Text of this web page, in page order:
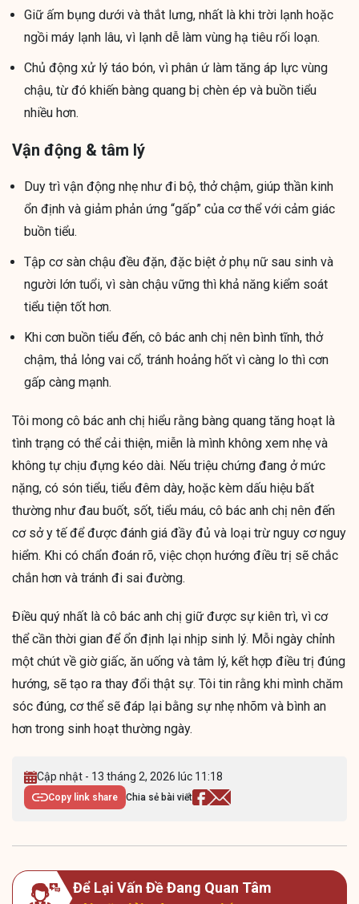
Giữ ấm bụng dưới và thắt lưng, nhất là khi trời lạnh hoặc
ngồi máy lạnh lâu, vì lạnh dễ làm vùng hạ tiêu rối loạn.
Chủ động xử lý táo bón, vì phân ứ làm tăng áp lực vùng
chậu, từ đó khiến bàng quang bị chèn ép và buồn tiểu
nhiều hơn.
Vận động & tâm lý
Duy trì vận động nhẹ như đi bộ, thở chậm, giúp thần kinh
ổn định và giảm phản ứng “gấp” của cơ thể với cảm giác
buồn tiểu.
Tập cơ sàn chậu đều đặn, đặc biệt ở phụ nữ sau sinh và
người lớn tuổi, vì sàn chậu vững thì khả năng kiểm soát
tiểu tiện tốt hơn.
Khi cơn buồn tiểu đến, cô bác anh chị nên bình tĩnh, thở
chậm, thả lỏng vai cổ, tránh hoảng hốt vì càng lo thì cơn
gấp càng mạnh.
Tôi mong cô bác anh chị hiểu rằng bàng quang tăng hoạt là
tình trạng có thể cải thiện, miễn là mình không xem nhẹ và
không tự chịu đựng kéo dài. Nếu triệu chứng đang ở mức
nặng, có són tiểu, tiểu đêm dày, hoặc kèm dấu hiệu bất
thường như đau buốt, sốt, tiểu máu, cô bác anh chị nên đến
cơ sở y tế để được đánh giá đầy đủ và loại trừ nguy cơ nguy
hiểm. Khi có chẩn đoán rõ, việc chọn hướng điều trị sẽ chắc
chắn hơn và tránh đi sai đường.
Điều quý nhất là cô bác anh chị giữ được sự kiên trì, vì cơ
thể cần thời gian để ổn định lại nhịp sinh lý. Mỗi ngày chỉnh
một chút về giờ giấc, ăn uống và tâm lý, kết hợp điều trị đúng
hướng, sẽ tạo ra thay đổi thật sự. Tôi tin rằng khi mình chăm
sóc đúng, cơ thể sẽ đáp lại bằng sự nhẹ nhõm và bình an
hơn trong sinh hoạt thường ngày.
Cập nhật - 13 tháng 2, 2026 lúc 11:18
Copy link share Chia sẻ bài viết
Để Lại Vấn Đề Đang Quan Tâm